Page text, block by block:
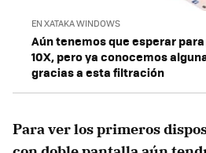
EN XATAKA WINDOWS
Aún tenemos que esperar
10X, pero ya conocemos
gracias a esta filtración
Para ver los primeros